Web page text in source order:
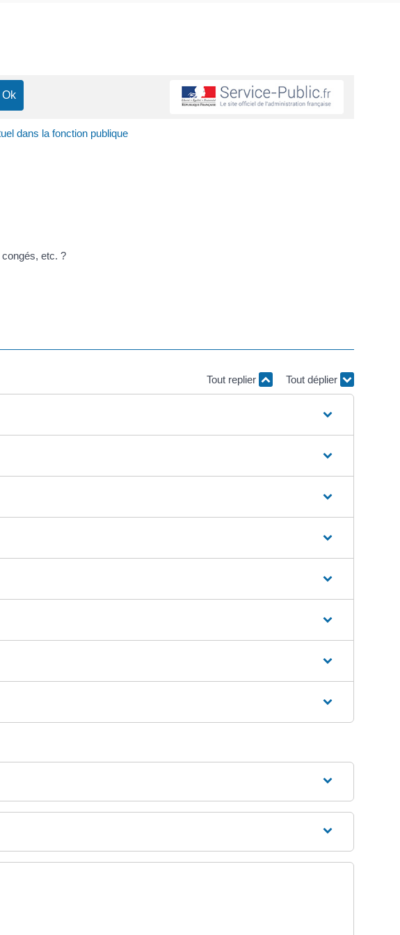
dans la fonction publique
etc. ?
Tout replier Tout déplier